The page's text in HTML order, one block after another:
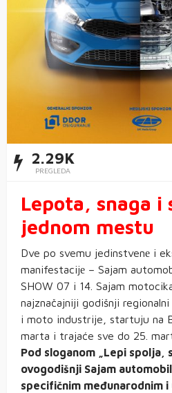
2.29K
PREGLEDA
Lepota, snaga i
jednom mestu
Dve po svemu jedinstvenе i
manifestacijе – Sajam
SHOW 07 i 14. Sajam
najznačajniji godišnji
i moto industrije, startuju na
marta i trajaće sve do 25.
Pod sloganom „Lepi spolja,
ovogodišnji Sajam
specifičnim međunarodnim